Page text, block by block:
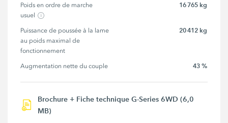
Poids en ordre de marche
usuel
16 765 kg
Puissance de poussée à la lame
au poids maximal de
fonctionnement
20 412 kg
Augmentation nette du couple 43 %
Brochure + Fiche technique G-Series 6WD (6,0
MB)